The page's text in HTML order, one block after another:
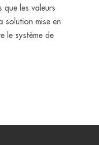
que les valeurs
solution mise en
le système de